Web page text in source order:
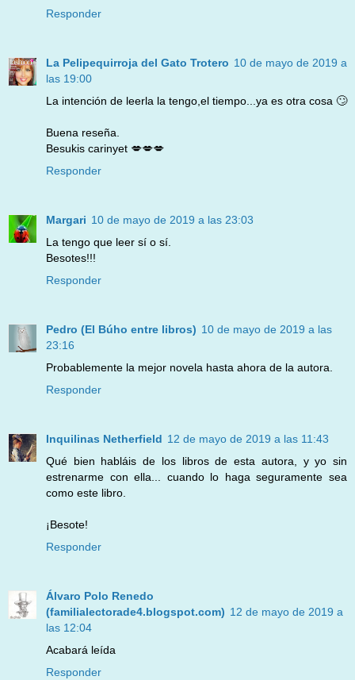
Responder
La Pelipequirroja del Gato Trotero 10 de mayo de 2019 a
las 19:00
La intención de leerla la tengo,el tiempo...ya es otra cosa 🙄
Buena reseña.
Besukis carinyet 💋💋💋
Responder
Margari 10 de mayo de 2019 a las 23:03
La tengo que leer sí o sí.
Besotes!!!
Responder
Pedro (El Búho entre libros) 10 de mayo de 2019 a las
23:16
Probablemente la mejor novela hasta ahora de la autora.
Responder
Inquilinas Netherfield 12 de mayo de 2019 a las 11:43
Qué bien habláis de los libros de esta autora, y yo sin
estrenarme con ella... cuando lo haga seguramente sea
como este libro.
¡Besote!
Responder
Álvaro Polo Renedo
(familialectorade4.blogspot.com) 12 de mayo de 2019 a
las 12:04
Acabará leída
Responder